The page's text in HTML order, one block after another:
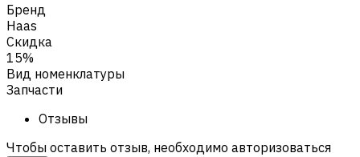
Бренд
Haas
Скидка
15%
Вид номенклатуры
Запчасти
Отзывы
Чтобы оставить отзыв, необходимо авторизоваться